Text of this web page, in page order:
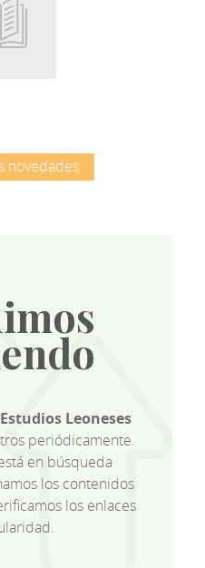
Root
novedades
Leoneses
periódicamente.
en búsqueda
los contenidos
los enlaces